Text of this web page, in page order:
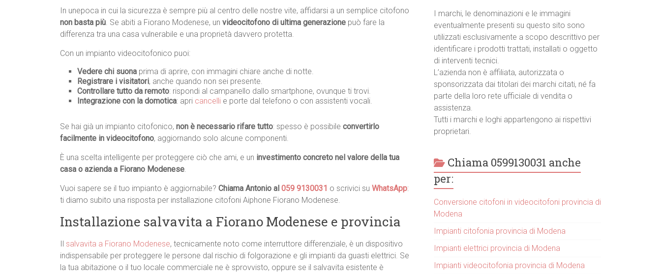
In unepoca in cui la sicurezza è sempre più al centro delle nostre vite, affidarsi a un semplice citofono
non basta più. Se abiti a Fiorano Modenese, un videocitofono di ultima generazione può fare la
differenza tra una casa vulnerabile e una proprietà davvero protetta.
Con un impianto videocitofonico puoi:
Vedere chi suona prima di aprire, con immagini chiare anche di notte.
Registrare i visitatori, anche quando non sei presente.
Controllare tutto da remoto: rispondi al campanello dallo smartphone, ovunque ti trovi.
Integrazione con la domotica: apri cancelli e porte dal telefono o con assistenti vocali.
Se hai già un impianto citofonico, non è necessario rifare tutto: spesso è possibile convertirlo
facilmente in videocitofono, aggiornando solo alcune componenti.
È una scelta intelligente per proteggere ciò che ami, e un investimento concreto nel valore della tua
casa o azienda a Fiorano Modenese.
Vuoi sapere se il tuo impianto è aggiornabile? Chiama Antonio al 059 9130031 o scrivici su WhatsApp:
ti diamo subito una risposta per installazione citofoni Aiphone Fiorano Modenese.
Installazione salvavita a Fiorano Modenese e provincia
salvavita a Fiorano Modenese, tecnicamente noto come interruttore differenziale, è un dispositivo
indispensabile per proteggere le persone dal rischio di folgorazione e gli impianti da guasti elettrici. Se
la tua abitazione o il tuo locale commerciale ne è sprovvisto, oppure se il salvavita esistente è
I marchi, le denominazioni e le immagini
eventualmente presenti su questo sito sono
utilizzati esclusivamente a scopo descrittivo per
identificare i prodotti trattati, installati o oggetto
di interventi tecnici.
L’azienda non è affiliata, autorizzata o
sponsorizzata dai titolari dei marchi citati, né fa
parte della loro rete ufficiale di vendita o
assistenza.
Tutti i marchi e loghi appartengono ai rispettivi
proprietari.
Chiama 0599130031 anche
per:
Conversione citofoni in videocitofoni provincia di
Modena
Impianti citofonia provincia di Modena
Impianti elettrici provincia di Modena
Impianti videocitofonia provincia di Modena